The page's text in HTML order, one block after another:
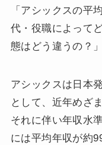
「アシックスの平
代・役職によって
態はどう違うの？」
アシックスは日本
として、近年めざ
それに伴い年収水
には平均年収が約